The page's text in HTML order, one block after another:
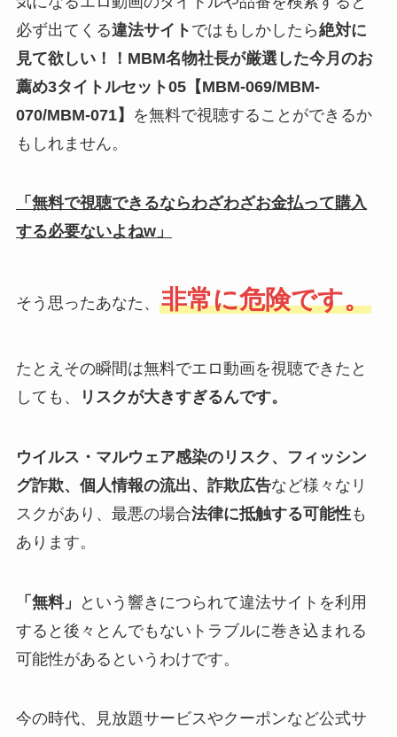
必ず出てくる違法サイト ではもしかしたら絶対に
見て欲しい！！MBM名物社長が厳選した今月のお
薦め3タイトルセット05【MBM-069/MBM-
070/MBM-071】
を無料で視聴することができるか
もしれません。
「無料で視聴できるならわざわざお金払って購入
する必要ないよねw」
そう思ったあなた、 非常に危険です。
たとえその瞬間は無料でエロ動画を視聴できたと
しても、
リスクが大きすぎるんです。
ウイルス・マルウェア感染のリスク、フィッシン
グ詐欺、個人情報の流出、詐欺広告など様々なリ
スクがあり、最悪の場合法律に抵触する可能性も
あります。
「無料」
という響きにつられて違法サイトを利用
すると後々とんでもないトラブルに巻き込まれる
可能性があるというわけです。
今の時代、見放題サービスやクーポンなど公式サ